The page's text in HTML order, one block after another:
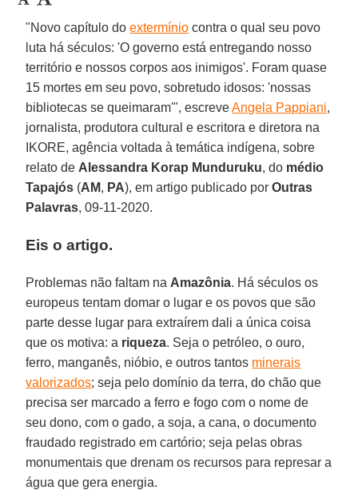
"Novo capítulo doextermínio contra o qual seu povo
luta há séculos: 'O governo está entregando nosso
território e nossos corpos aos inimigos'. Foram quase
15 mortes em seu povo, sobretudo idosos: 'nossas
bibliotecas se queimaram'", escreveAngela Pappiani,
jornalista, produtora cultural e escritora e diretora na
IKORE, agência voltada à temática indígena, sobre
relato de Alessandra Korap Munduruku, do médio
Tapajós (AM, PA), em artigo publicado porOutras
Palavras, 09-11-2020.
Eis o artigo.
Problemas não faltam na Amazônia. Há séculos os
europeus tentam domar o lugar e os povos que são
parte desse lugar para extraírem dali a única coisa
que os motiva: a riqueza. Seja o petróleo, o ouro,
ferro, manganês, nióbio, e outros tantos minerais
valorizados; seja pelo domínio da terra, do chão que
precisa ser marcado a ferro e fogo com o nome de
seu dono, com o gado, a soja, a cana, o documento
fraudado registrado em cartório; seja pelas obras
monumentais que drenam os recursos para represar a
água que gera energia.